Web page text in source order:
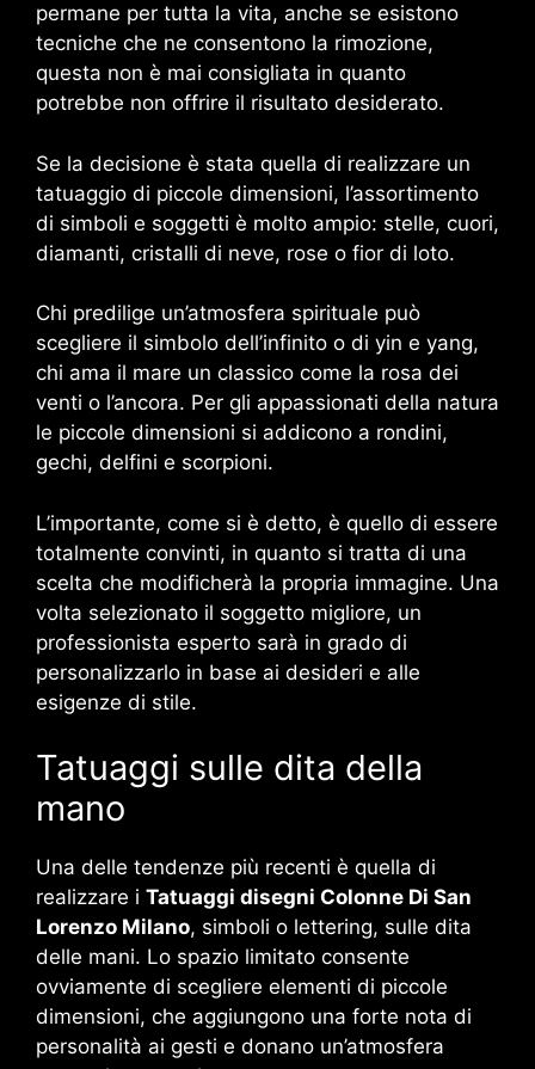
permane per tutta la vita, anche se esistono
tecniche che ne consentono la rimozione,
questa non è mai consigliata in quanto
potrebbe non offrire il risultato desiderato.
Se la decisione è stata quella di realizzare un
tatuaggio di piccole dimensioni, l’assortimento
di simboli e soggetti è molto ampio: stelle, cuori,
diamanti, cristalli di neve, rose o fior di loto.
Chi predilige un’atmosfera spirituale può
scegliere il simbolo dell’infinito o di yin e yang,
chi ama il mare un classico come la rosa dei
venti o l’ancora. Per gli appassionati della natura
le piccole dimensioni si addicono a rondini,
gechi, delfini e scorpioni.
L’importante, come si è detto, è quello di essere
totalmente convinti, in quanto si tratta di una
scelta che modificherà la propria immagine. Una
volta selezionato il soggetto migliore, un
professionista esperto sarà in grado di
personalizzarlo in base ai desideri e alle
esigenze di stile.
Tatuaggi sulle dita della
mano
Una delle tendenze più recenti è quella di
realizzare i Tatuaggi disegni Colonne Di San
Lorenzo Milano, simboli o lettering, sulle dita
delle mani. Lo spazio limitato consente
ovviamente di scegliere elementi di piccole
dimensioni, che aggiungono una forte nota di
personalità ai gesti e donano un’atmosfera